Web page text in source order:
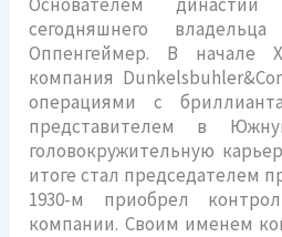
сегодняшнего
Оппенгеймер. В начале
компания
операциями с
представителем в
головокружительную
итоге стал председателем
1930-м приобрел
компании. Своим именем